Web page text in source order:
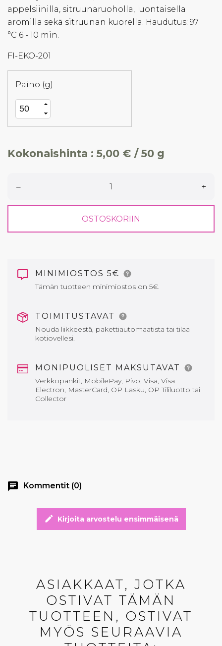
appelsiinilla, sitruunaruoholla, luontaisella
aromilla sekä sitruunan kuorella. Haudutus: 97
°C 6 - 10 min.
FI-EKO-201
Paino (g)
Kokonaishinta : 5,00 € / 50 g
– +
OSTOSKORIIN
MINIMIOSTOS 5€
Tämän tuotteen minimiostos on 5€.
TOIMITUSTAVAT
Nouda liikkeestä, pakettiautomaatista tai tilaa
kotiovellesi.
MONIPUOLISET MAKSUTAVAT
Verkkopankit, MobilePay, Pivo, Visa, Visa
Electron, MasterCard, OP Lasku, OP Tililuotto tai
Collector
chat Kommentit (0)
edit Kirjoita arvostelu ensimmäisenä
ASIAKKAAT, JOTKA
OSTIVAT TÄMÄN
TUOTTEEN, OSTIVAT
MYÖS SEURAAVIA